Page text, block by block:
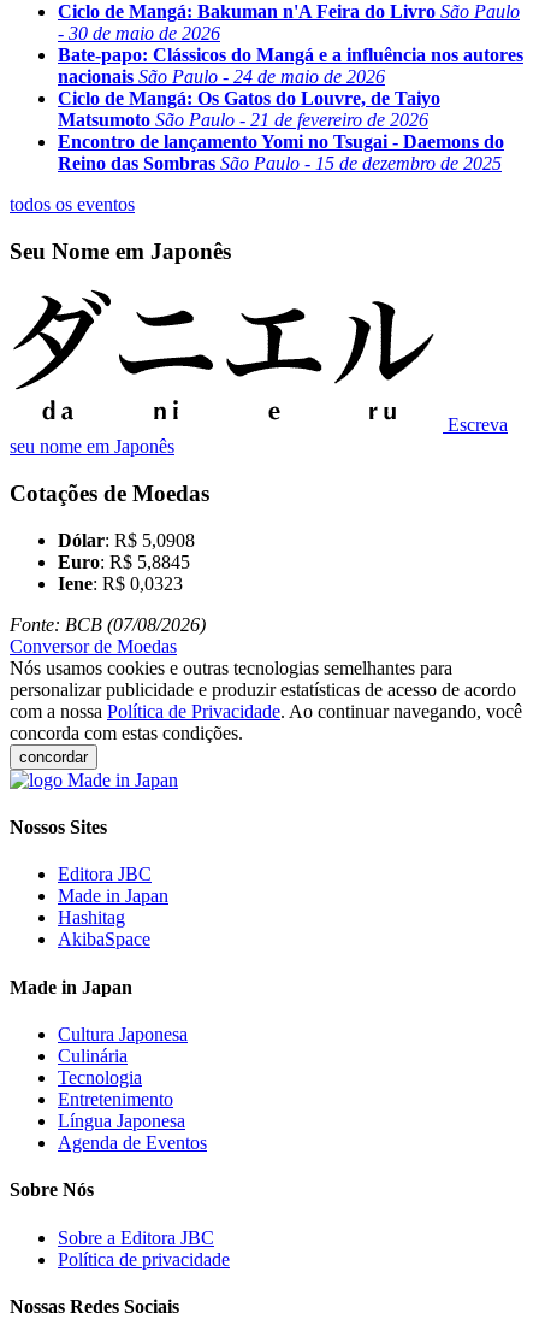
Ciclo de Mangá: Bakuman n'A Feira do Livro São Paulo
- 30 de maio de 2026
Bate-papo: Clássicos do Mangá e a influência nos autores
nacionais São Paulo - 24 de maio de 2026
Ciclo de Mangá: Os Gatos do Louvre, de Taiyo
Matsumoto São Paulo - 21 de fevereiro de 2026
Encontro de lançamento Yomi no Tsugai - Daemons do
Reino das Sombras São Paulo - 15 de dezembro de 2025
todos os eventos
Seu Nome em Japonês
Escreva
seu nome em Japonês
Cotações de Moedas
Dólar: R$ 5,0908
Euro: R$ 5,8845
Iene: R$ 0,0323
Fonte: BCB (07/08/2026)
Conversor de Moedas
Nós usamos cookies e outras tecnologias semelhantes para
personalizar publicidade e produzir estatísticas de acesso de acordo
com a nossa Política de Privacidade. Ao continuar navegando, você
concorda com estas condições.
concordar
Nossos Sites
Editora JBC
Made in Japan
Hashitag
AkibaSpace
Made in Japan
Cultura Japonesa
Culinária
Tecnologia
Entretenimento
Língua Japonesa
Agenda de Eventos
Sobre Nós
Sobre a Editora JBC
Política de privacidade
Nossas Redes Sociais